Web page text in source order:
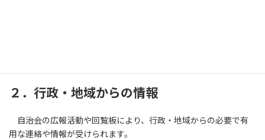
２．行政・地域からの情報
自治会の広報活動や回覧板により、行政・地域からの必要で有
用な連絡や情報が受けられます。